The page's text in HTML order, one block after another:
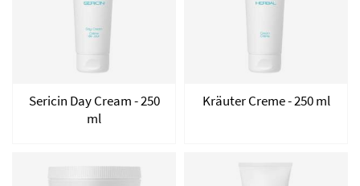
Sericin Day Cream - 250
ml
Kräuter Creme - 250 ml